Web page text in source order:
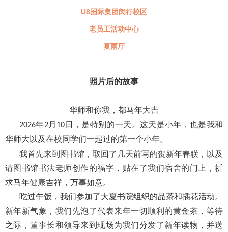
U8国际集团闵行校区
老员工活动中心
夏雨厅
照片后的故事
华师和你我，都马年大吉
2026年2月 10 日，是特别的一天。这天是小年，也是我和
华师大以及在校同学们一起过的第一个小年。
我首先来到图书馆，取回了几天前写的贺新年春联，以及
请图书馆书法老师创作的福字，贴在了我们宿舍的门上，祈
求马年健康吉祥，万事如意。
吃过午饭，我们参加了大夏书院组织的品茶和插花活动。
新年新气象，我们先泡了代表来年一切顺利的黄金茶，等待
之际，董事长和领导来到现场为我们分发了新年读物，并送